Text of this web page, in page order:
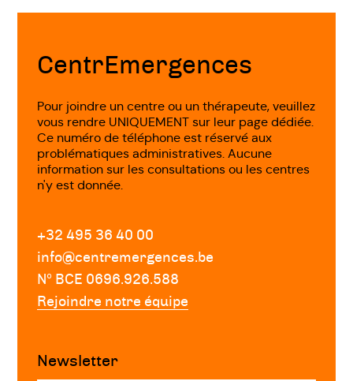
Fin
CentrEmergences
Pour joindre un centre ou un thérapeute, veuillez
vous rendre UNIQUEMENT sur leur page dédiée.
Ce numéro de téléphone est réservé aux
problématiques administratives. Aucune
information sur les consultations ou les centres
n'y est donnée.
+32 495 36 40 00
info@centremergences.be
Nº BCE 0696.926.588
Rejoindre notre équipe
Newsletter